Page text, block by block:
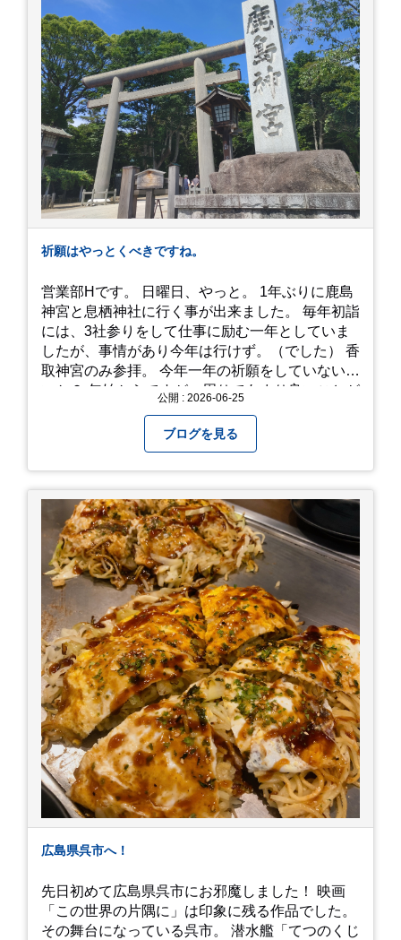
バーグはレアな焼き加減でとってもジューシーで
最高に美味しかったです！！目の前で店員さんが
カットしてくれるのもとっても良かったです。 こ
れは何個でも行けてしまう勢い、、！！！ 皆様も
静岡へ行く予定がありましたら是非とも召し上が
って見てください！予約は行っていないようなの
で、時と場合とタイミングと要相談で
す、、！！！
祈願はやっとくべきですね。
営業部Hです。 日曜日、やっと。 1年ぶりに鹿島
神宮と息栖神社に行く事が出来ました。 毎年初詣
には、3社参りをして仕事に励む一年としていま
したが、事情があり今年は行けず。（でした） 香
取神宮のみ参拝。 今年一年の祈願をしていないせ
いか？ 年始からですが、周りであまり良いことが
から、あっという間に半年が過ぎやっとこさ。 3
日後のこと。不思議ですね。 気にかかる事1つ
目。友人の長期入院から退院の知らせあり！ 気に
かかる事2つ目。疎遠だった知人の訪問あり！ 気
にかかるetcが徐々に....。 気の持ちようと、タイ
ミングかもしれませんが。お宮参りはお薦めで
す。
公開 : 2026-06-25
ブログを見る
広島県呉市へ！
先日初めて広島県呉市にお邪魔しました！ 映画
「この世界の片隅に」は印象に残る作品でした。
その舞台になっている呉市。 潜水艦「てつのくじ